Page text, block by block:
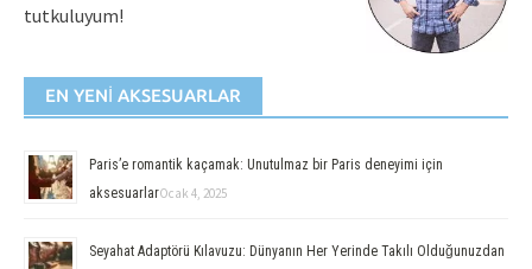
tutkuluyum!
EN YENI AKSESUARLAR
Paris’e romantik kaçamak: Unutulmaz bir Paris deneyimi için
aksesuarlarOcak 4, 2025
Seyahat Adaptörü Kılavuzu: Dünyanın Her Yerinde Takılı Olduğunuzdan